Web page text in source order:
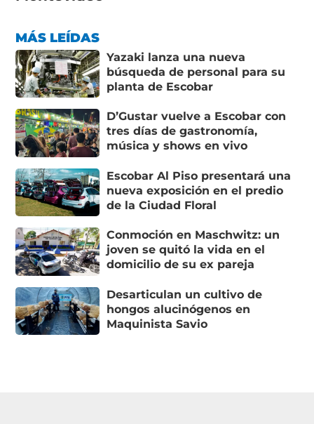
MÁS LEÍDAS
Yazaki lanza una nueva
búsqueda de personal para su
planta de Escobar
D’Gustar vuelve a Escobar con
tres días de gastronomía,
música y shows en vivo
Escobar Al Piso presentará una
nueva exposición en el predio
de la Ciudad Floral
Conmoción en Maschwitz: un
joven se quitó la vida en el
domicilio de su ex pareja
Desarticulan un cultivo de
hongos alucinógenos en
Maquinista Savio